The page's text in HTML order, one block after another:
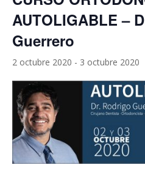
AUTOLIGABLE –
Guerrero
2 octubre 2020 - 3 octubre 2020